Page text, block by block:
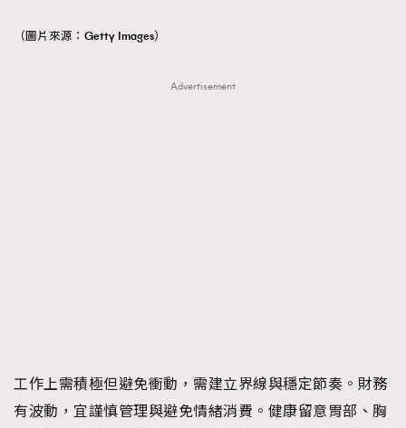
（圖片來源：Getty Images）
Advertisement
工作上需積極但避免衝動，需建立界線與穩定節奏。財務
有波動，宜謹慎管理與避免情緒消費。健康留意胃部、胸